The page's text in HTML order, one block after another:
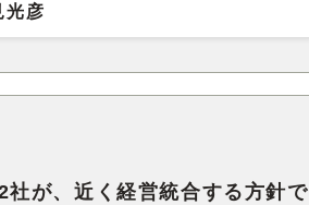
光彦
社が、近く経営統合する方針で